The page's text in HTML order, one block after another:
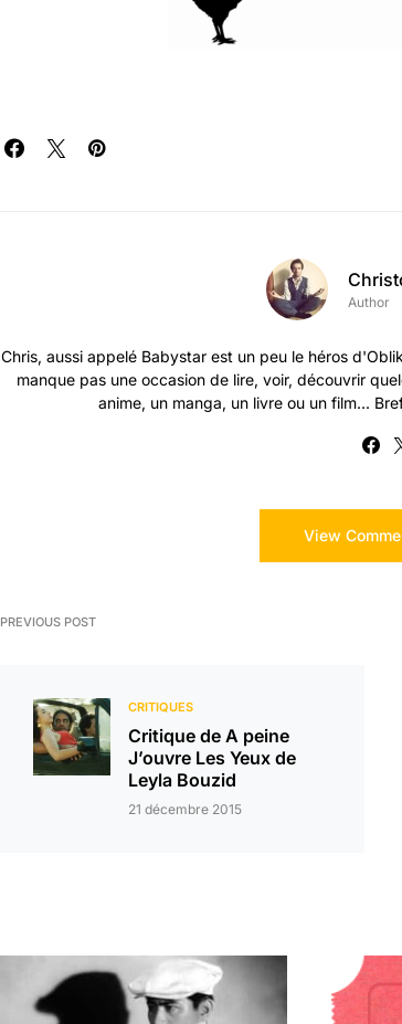
Author
Chris, aussi appelé Babystar est un peu le héros
manque pas une occasion de lire, voir, découvrir
anime, un manga, un livre ou un film...
View
PREVIOUS POST
CRITIQUES
Critique de A peine
J’ouvre Les Yeux de
Leyla Bouzid
21 décembre 2015